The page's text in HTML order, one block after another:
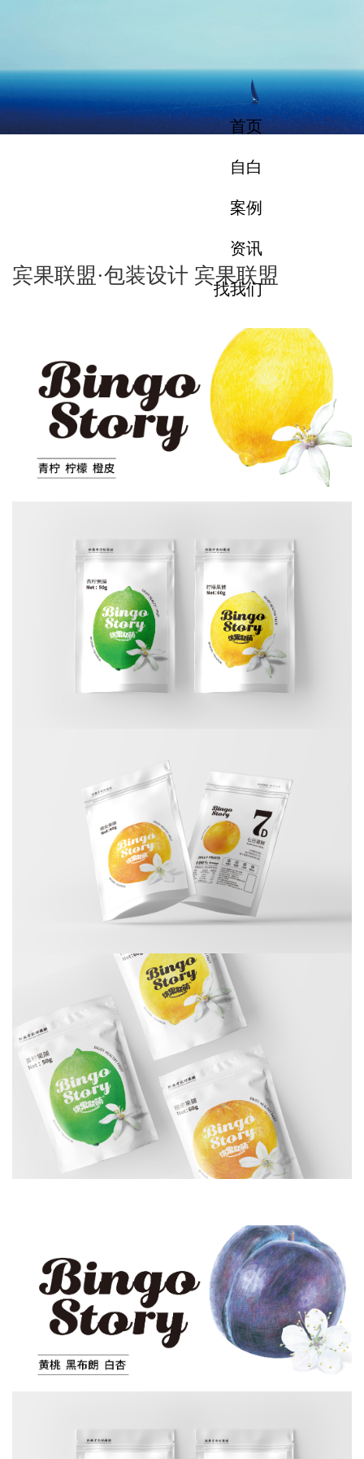
首页
自白
案例
资讯
找我们
宾果联盟·包装设计 宾果联盟